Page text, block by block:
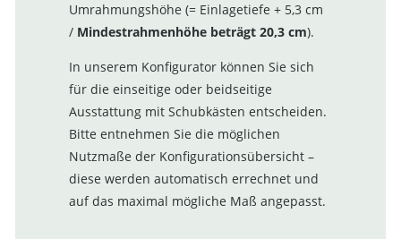
Umrahmungshöhe (= Einlagetiefe + 5,3 cm
/ Mindestrahmenhöhe beträgt 20,3 cm).
In unserem Konfigurator können Sie sich
für die einseitige oder beidseitige
Ausstattung mit Schubkästen entscheiden.
Bitte entnehmen Sie die möglichen
Nutzmaße der Konfigurationsübersicht –
diese werden automatisch errechnet und
auf das maximal mögliche Maß angepasst.